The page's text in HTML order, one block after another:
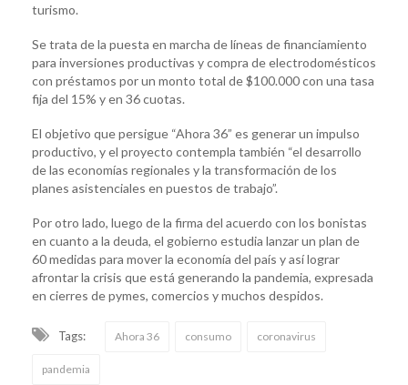
turismo.
Se trata de la puesta en marcha de líneas de financiamiento
para inversiones productivas y compra de electrodomésticos
con préstamos por un monto total de $100.000 con una tasa
fija del 15% y en 36 cuotas.
El objetivo que persigue “Ahora 36” es generar un impulso
productivo, y el proyecto contempla también “el desarrollo
de las economías regionales y la transformación de los
planes asistenciales en puestos de trabajo”.
Por otro lado, luego de la firma del acuerdo con los bonistas
en cuanto a la deuda, el gobierno estudia lanzar un plan de
60 medidas para mover la economía del país y así lograr
afrontar la crisis que está generando la pandemia, expresada
en cierres de pymes, comercios y muchos despidos.
Tags: Ahora 36 consumo coronavirus
pandemia